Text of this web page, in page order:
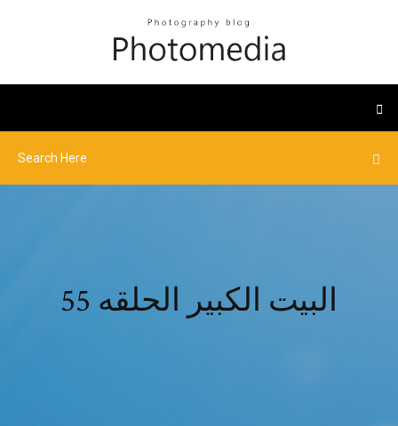
البيت الكبير الحلقه 55